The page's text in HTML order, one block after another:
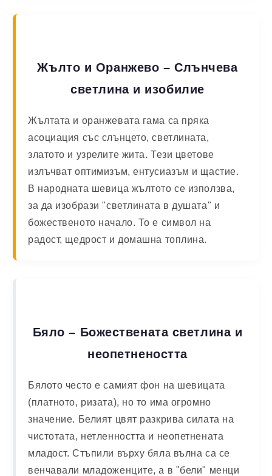
Жълто и Оранжево – Слънчева
светлина и изобилие
Жълтата и оранжевата гама са пряка
асоциация със слънцето, светлината,
златото и узрелите жита. Тези цветове
излъчват оптимизъм, ентусиазъм и щастие.
В народната шевица жълтото се използва,
за да изобрази "светлината в душата" и
божественото начало. То е символ на
радост, щедрост и домашна топлина.
Бяло – Божествената светлина и
неопетнеността
Бялото често е самият фон на шевицата
(платното, ризата), но то има огромно
значение. Белият цвят разкрива силата на
чистотата, нетленността и неопетнената
младост. Стъпили върху бяла вълна са се
венчавали младоженците, а в "бели" менци